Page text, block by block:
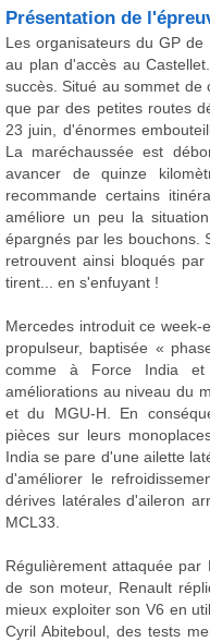
Présentation de
Les organisateurs du GP
au plan d'accès au
succès. Situé au sommet de
que par des petites routes
23 juin, d'énormes
La maréchaussée est
avancer de quinze
recommande certains
améliore un peu la
épargnés par les bouchons.
retrouvent ainsi bloqués
tirent... en s'enfuyant !
Mercedes introduit ce
propulseur, baptisée «
comme à Force India et
améliorations au niveau du
et du MGU-H. En
pièces sur leurs
India se pare d'une ailette
d'améliorer le
dérives latérales d'aileron
MCL33.
Régulièrement attaquée
de son moteur, Renault
mieux exploiter son V6 en
Cyril Abiteboul, des tests